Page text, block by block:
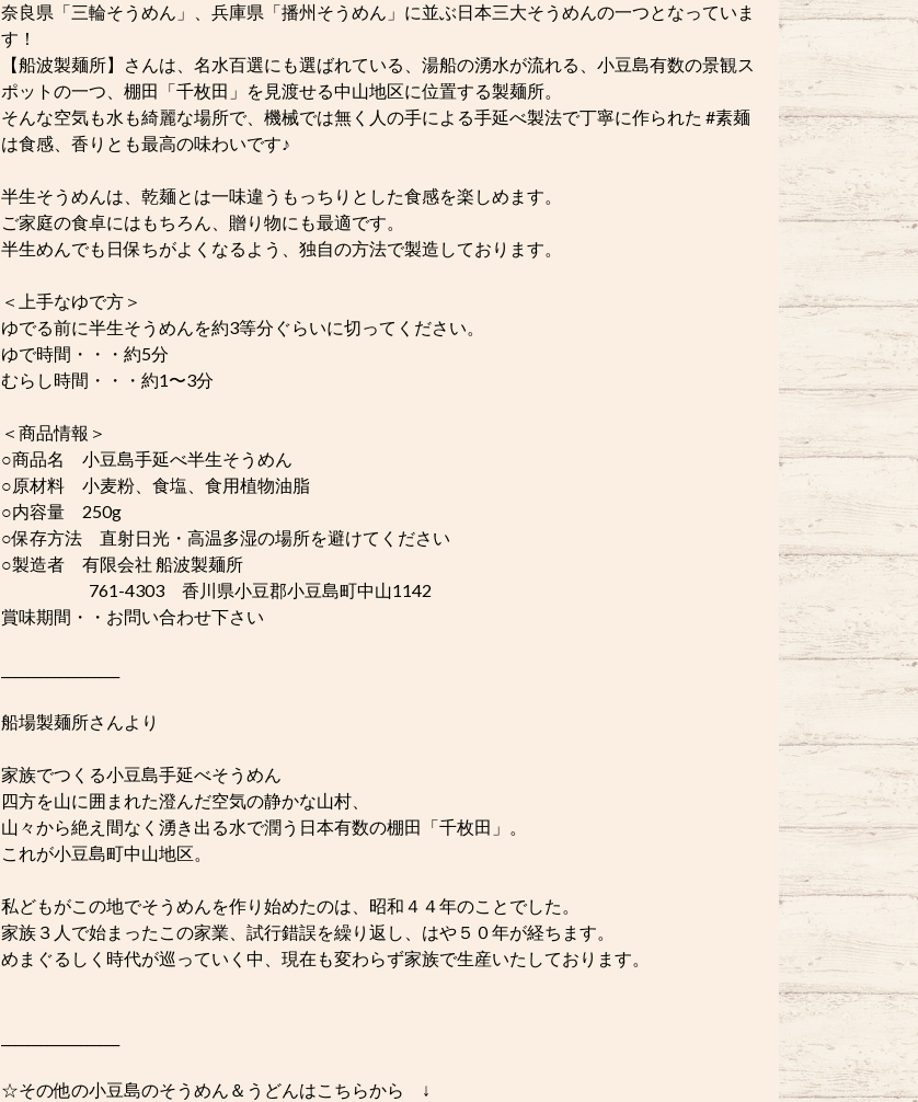
奈良県「三輪そうめん」、兵庫県「播州そうめん」に並ぶ日本三大そうめんの一つとなっていま
す！
【船波製麺所】さんは、名水百選にも選ばれている、湯船の湧水が流れる、小豆島有数の景観ス
ポットの一つ、棚田「千枚田」を見渡せる中山地区に位置する製麺所。
そんな空気も水も綺麗な場所で、機械では無く人の手による手延べ製法で丁寧に作られた #素麺
は食感、香りとも最高の味わいです♪
半生そうめんは、乾麺とは一味違うもっちりとした食感を楽しめます。
ご家庭の食卓にはもちろん、贈り物にも最適です。
半生めんでも日保ちがよくなるよう、独自の方法で製造しております。
＜上手なゆで方＞
ゆでる前に半生そうめんを約3等分ぐらいに切ってください。
ゆで時間・・・約5分
むらし時間・・・約1〜3分
＜商品情報＞
○商品名 小豆島手延べ半生そうめん
○原材料 小麦粉、食塩、食用植物油脂
○内容量 250g
○保存方法 直射日光・高温多湿の場所を避けてください
○製造者 有限会社 船波製麺所
761-4303 香川県小豆郡小豆島町中山1142
賞味期間・・お問い合わせ下さい
船場製麺所さんより
家族でつくる小豆島手延べそうめん
四方を山に囲まれた澄んだ空気の静かな山村、
山々から絶え間なく湧き出る水で潤う日本有数の棚田「千枚田」。
これが小豆島町中山地区。
私どもがこの地でそうめんを作り始めたのは、昭和４４年のことでした。
家族３人で始まったこの家業、試行錯誤を繰り返し、はや５０年が経ちます。
めまぐるしく時代が巡っていく中、現在も変わらず家族で生産いたしております。
☆その他の小豆島のそうめん＆うどんはこちらから ↓